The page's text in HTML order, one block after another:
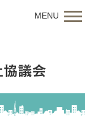
MENU